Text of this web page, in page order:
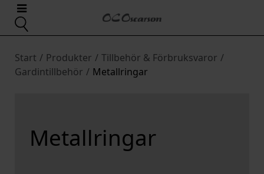
Start / Produkter / Tillbehör & Förbruksvaror /
Gardintillbehör / Metallringar
Metallringar